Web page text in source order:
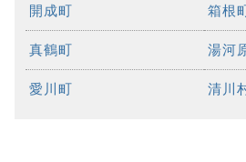
開成町 箱根
真鶴町 湯河
愛川町 清川